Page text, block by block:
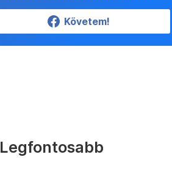
Követem!
Legfontosabb